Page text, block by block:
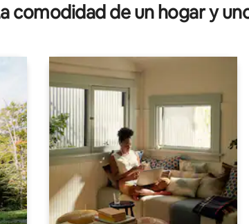
comodidad de un hogar y